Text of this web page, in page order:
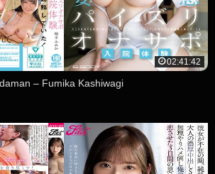
02:41:42
– Fumika Kashiwagi